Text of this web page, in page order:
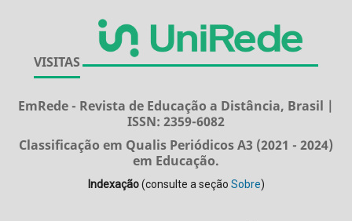
VISITAS
EmRede - Revista de Educação a Distância, Brasil |
ISSN: 2359-6082
Classificação em Qualis Periódicos A3 (2021 - 2024)
em Educação.
Indexação(consulte a seção Sobre)